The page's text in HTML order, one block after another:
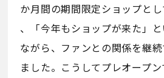
か月間の期間限定ショップと
、「今年もショップが来た」
ながら、ファンとの関係を継
ました。こうしてプレオープ